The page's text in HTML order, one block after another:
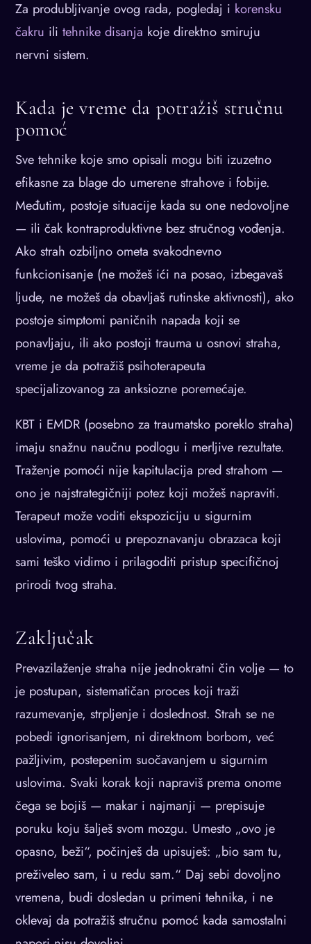
Za produbljivanje ovog rada, pogledaj i korensku
čakru ili tehnike disanja koje direktno smiruju
nervni sistem.
Kada je vreme da potražiš stručnu
pomoć
Sve tehnike koje smo opisali mogu biti izuzetno
efikasne za blage do umerene strahove i fobije.
Međutim, postoje situacije kada su one nedovoljne
— ili čak kontraproduktivne bez stručnog vođenja.
Ako strah ozbiljno ometa svakodnevno
funkcionisanje (ne možeš ići na posao, izbegavaš
ljude, ne možeš da obavljaš rutinske aktivnosti), ako
postoje simptomi paničnih napada koji se
ponavljaju, ili ako postoji trauma u osnovi straha,
vreme je da potražiš psihoterapeuta
specijalizovanog za anksiozne poremećaje.
KBT i EMDR (posebno za traumatsko poreklo straha)
imaju snažnu naučnu podlogu i merljive rezultate.
Traženje pomoći nije kapitulacija pred strahom —
ono je najstrategičniji potez koji možeš napraviti.
Terapeut može voditi ekspoziciju u sigurnim
uslovima, pomoći u prepoznavanju obrazaca koji
sami teško vidimo i prilagoditi pristup specifičnoj
prirodi tvog straha.
Zaključak
Prevazilaženje straha nije jednokratni čin volje — to
je postupan, sistematičan proces koji traži
razumevanje, strpljenje i doslednost. Strah se ne
pobedi ignorisanjem, ni direktnom borbom, već
pažljivim, postepenim suočavanjem u sigurnim
uslovima. Svaki korak koji napraviš prema onome
čega se bojiš — makar i najmanji — prepisuje
poruku koju šalješ svom mozgu. Umesto „ovo je
opasno, beži“, počinješ da upisuješ: „bio sam tu,
preživeleo sam, i u redu sam.“ Daj sebi dovoljno
vremena, budi dosledan u primeni tehnika, i ne
oklevaj da potražiš stručnu pomoć kada samostalni